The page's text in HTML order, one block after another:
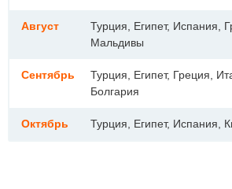
Август
Турция, Египет, Испания,
Мальдивы
Сентябрь
Турция, Египет, Греция,
Болгария
Октябрь Турция, Египет, Испания,